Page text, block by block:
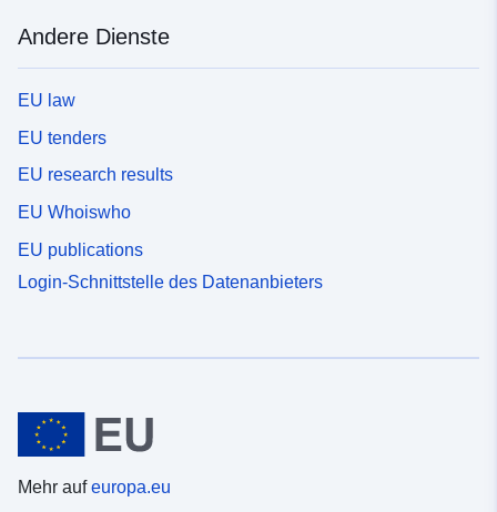
Andere Dienste
EU law
EU tenders
EU research results
EU Whoiswho
EU publications
Login-Schnittstelle des Datenanbieters
Mehr aufeuropa.eu